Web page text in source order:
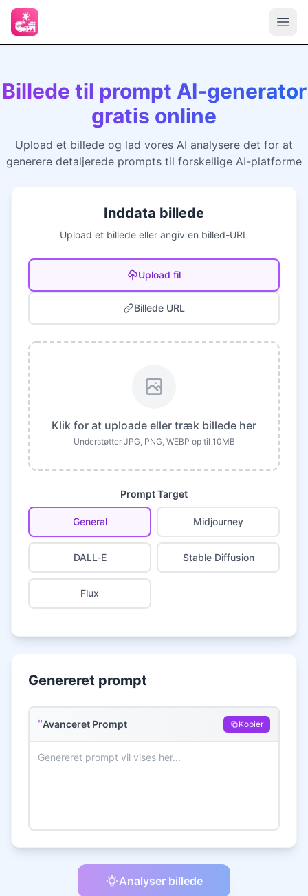
Billede til prompt AI-generator
gratis online
Upload et billede og lad vores AI analysere det for at
generere detaljerede prompts til forskellige AI-platforme
Inddata billede
Upload et billede eller angiv en billed-URL
Upload fil
Billede URL
Klik for at uploade eller træk billede her
Understøtter JPG, PNG, WEBP op til 10MB
Prompt Target
General Midjourney
DALL-E Stable Diffusion
Flux
Genereret prompt
"Avanceret Prompt Kopier
Analyser billede